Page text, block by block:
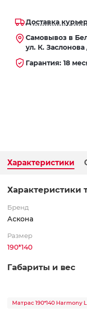
Доставка
Самовывоз в
ул. К. Заслонова
Гарантия: 18
Характеристики
Характеристики
Бренд
Аскона
Размер
190*140
Габариты и вес
Матрас 190*140 Harmony